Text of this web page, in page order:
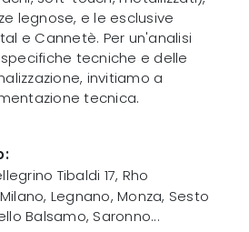
legnose, e le esclusive
e Cannetè. Per un'analisi
tecniche e delle
invitiamo a
tecnica.
Tibaldi 17, Rho
Legnano, Monza, Sesto
Balsamo, Saronno...